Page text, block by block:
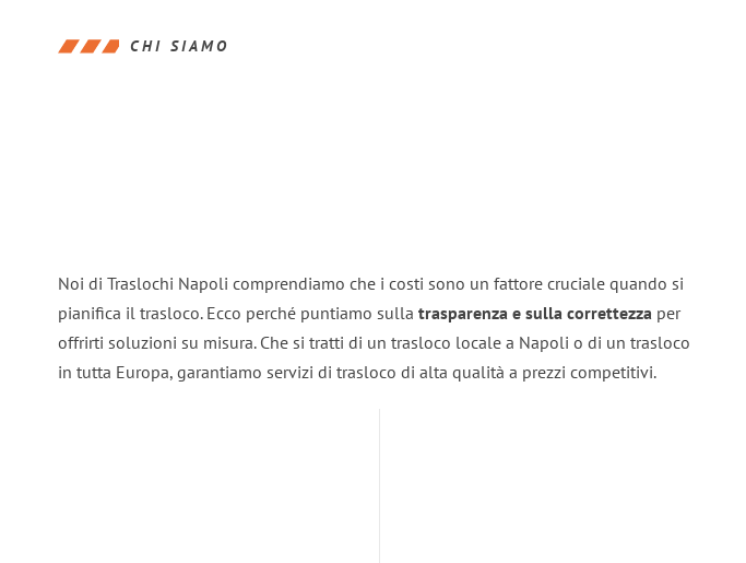
CHI SIAMO
Noi di Traslochi Napoli comprendiamo che i costi sono un fattore cruciale quando si
pianifica il trasloco. Ecco perché puntiamo sulla trasparenza e sulla correttezza per
offrirti soluzioni su misura. Che si tratti di un trasloco locale a Napoli o di un trasloco
in tutta Europa, garantiamo servizi di trasloco di alta qualità a prezzi competitivi.